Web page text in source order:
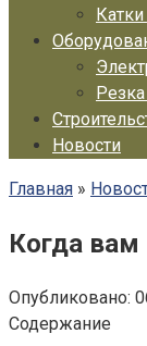
Новости
Главная »
Когда вам
Опубликовано:
Содержание